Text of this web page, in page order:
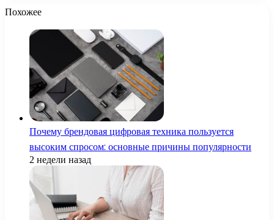
Похожее
Почему брендовая цифровая техника пользуется
высоким спросом: основные причины популярности
2 недели назад